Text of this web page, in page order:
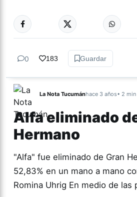
ESPECTÁCULOS
0 183 Guardar
La Nota Tucumánhace 3 años• 2
Alfa eliminado
Hermano
"Alfa" fue eliminado de Gran
52,83% en un mano a mano
Romina Uhrig En medio de las